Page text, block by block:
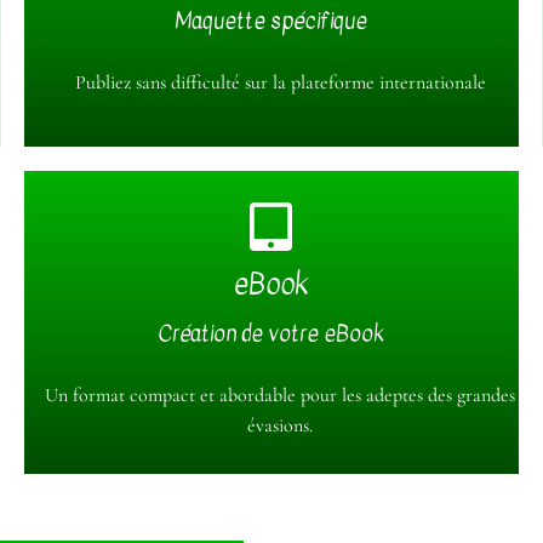
Maquette spécifique
Publiez sans difficulté sur la plateforme internationale
Profitez de notre expertise
pouvez l'utiliser vous-même ou passer par nos services 😉
eBook
Création de votre eBook
Un format compact et abordable pour les adeptes des grandes
évasions.
Partagez votre livre en numérique
Format ePub et PDF
Pensez à ceux qui aiment avoir leur bibliothèque à portée
de main 😉